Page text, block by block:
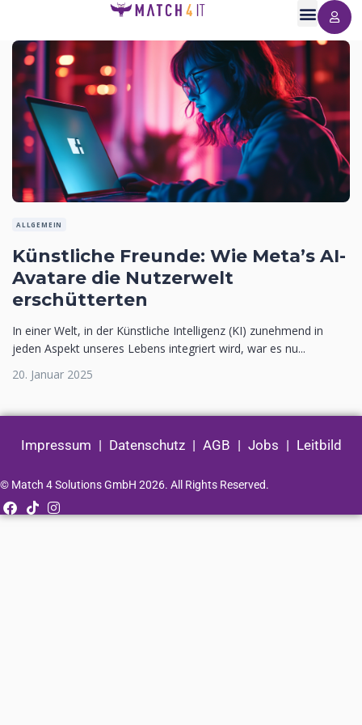
ALLGEMEIN
Künstliche Freunde: Wie Meta’s AI-
Avatare die Nutzerwelt
erschütterten
In einer Welt, in der Künstliche Intelligenz (KI) zunehmend in
jeden Aspekt unseres Lebens integriert wird, war es nu...
20. Januar 2025
Impressum | Datenschutz| AGB | Jobs | Leitbild
© Match 4 Solutions GmbH 2026. All Rights Reserved.